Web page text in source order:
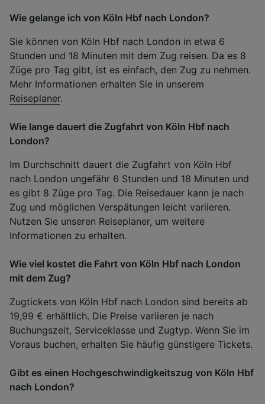
Wie gelange ich von Köln Hbf nach London?
Sie können von Köln Hbf nach London in etwa 6
Stunden und 18 Minuten mit dem Zug reisen. Da es 8
Züge pro Tag gibt, ist es einfach, den Zug zu nehmen.
Mehr Informationen erhalten Sie in unserem
Reiseplaner.
Wie lange dauert die Zugfahrt von Köln Hbf nach
London?
Im Durchschnitt dauert die Zugfahrt von Köln Hbf
nach London ungefähr 6 Stunden und 18 Minuten und
es gibt 8 Züge pro Tag. Die Reisedauer kann je nach
Zug und möglichen Verspätungen leicht variieren.
Nutzen Sie unseren Reiseplaner, um weitere
Informationen zu erhalten.
Wie viel kostet die Fahrt von Köln Hbf nach London
mit dem Zug?
Zugtickets von Köln Hbf nach London sind bereits ab
19,99 € erhältlich. Die Preise variieren je nach
Buchungszeit, Serviceklasse und Zugtyp. Wenn Sie im
Voraus buchen, erhalten Sie häufig günstigere Tickets.
Gibt es einen Hochgeschwindigkeitszug von Köln Hbf
nach London?